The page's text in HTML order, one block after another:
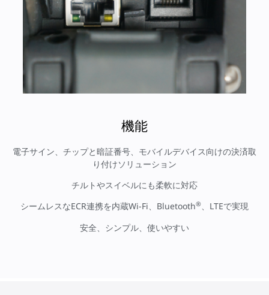
機能
電子サイン、チップと暗証番号、モバイルデバイス向けの決済取
り付けソリューション
チルトやスイベルにも柔軟に対応
シームレスなECR連携を内蔵Wi-Fi、Bluetooth®、LTEで実現
安全、シンプル、使いやすい